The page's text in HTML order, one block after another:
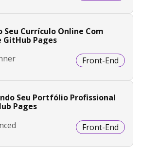
Seu Currículo Online Com
GitHub Pages
Front-End
Seu Portfólio Profissional
Pages
Front-End